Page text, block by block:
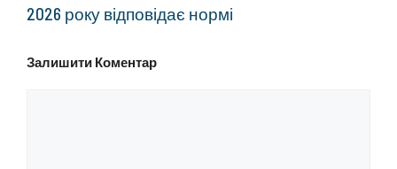
2026 року відповідає нормі
Залишити Коментар